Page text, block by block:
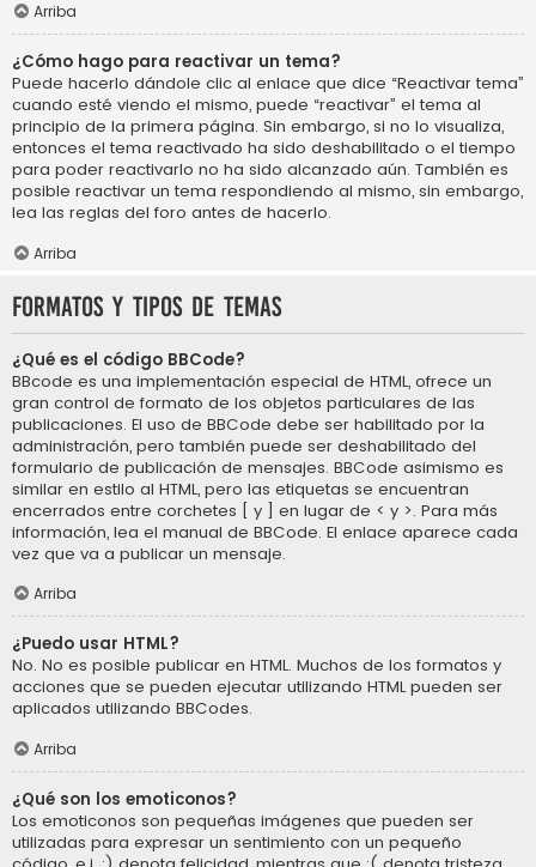
Arriba
¿Cómo hago para reactivar un tema?
Puede hacerlo dándole clic al enlace que dice “Reactivar tema”
cuando esté viendo el mismo, puede “reactivar” el tema al
principio de la primera página. Sin embargo, si no lo visualiza,
entonces el tema reactivado ha sido deshabilitado o el tiempo
para poder reactivarlo no ha sido alcanzado aún. También es
posible reactivar un tema respondiendo al mismo, sin embargo,
lea las reglas del foro antes de hacerlo.
Arriba
Formatos y tipos de temas
¿Qué es el código BBCode?
BBcode es una implementación especial de HTML, ofrece un
gran control de formato de los objetos particulares de las
publicaciones. El uso de BBCode debe ser habilitado por la
administración, pero también puede ser deshabilitado del
formulario de publicación de mensajes. BBCode asimismo es
similar en estilo al HTML, pero las etiquetas se encuentran
encerrados entre corchetes [ y ] en lugar de < y >. Para más
información, lea el manual de BBCode. El enlace aparece cada
vez que va a publicar un mensaje.
Arriba
¿Puedo usar HTML?
No. No es posible publicar en HTML. Muchos de los formatos y
acciones que se pueden ejecutar utilizando HTML pueden ser
aplicados utilizando BBCodes.
Arriba
¿Qué son los emoticonos?
Los emoticonos son pequeñas imágenes que pueden ser
utilizadas para expresar un sentimiento con un pequeño